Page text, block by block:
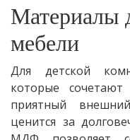
Материалы
мебели
Для детской
которые сочетают
приятный
ценится за